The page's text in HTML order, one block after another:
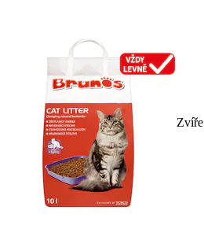
Zvíře